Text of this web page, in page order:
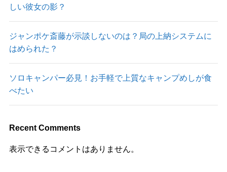
しい彼女の影？
ジャンポケ斎藤が示談しないのは？局の上納システムに
はめられた？
ソロキャンパー必見！お手軽で上質なキャンプめしが食
べたい
Recent Comments
表示できるコメントはありません。